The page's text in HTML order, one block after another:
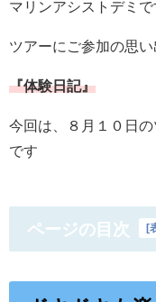
マリンアシストデミで
ツアーにご参加の思
『体験日記』
今回は、８月１０日
です
ページの目次 [